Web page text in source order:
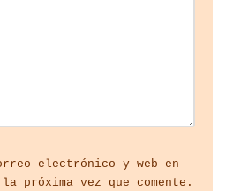
electrónico y web en
próxima vez que comente.